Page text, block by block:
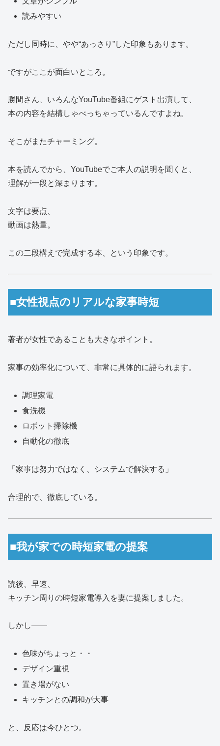
読みやすい
ただし同時に、やや“あっさり”した印象もあります。
ですがここが面白いところ。
勝間さん、いろんなYouTube番組にゲスト出演して、
本の内容を結構しゃべっちゃっているんですよね。
そこがまたチャーミング。
本を読んでから、YouTubeでご本人の説明を聞くと、
理解が一段と深まります。
文字は要点、
動画は熱量。
この二段構えで完成する本、という印象です。
■女性視点のリアルな家事時短
著者が女性であることも大きなポイント。
家事の効率化について、非常に具体的に語られます。
調理家電
食洗機
ロボット掃除機
自動化の徹底
「家事は努力ではなく、システムで解決する」
合理的で、徹底している。
■我が家での時短家電の提案
読後、早速、
キッチン周りの時短家電導入を妻に提案しました。
しかし――
色味がちょっと・・
デザイン重視
置き場がない
キッチンとの調和が大事
と、反応は今ひとつ。